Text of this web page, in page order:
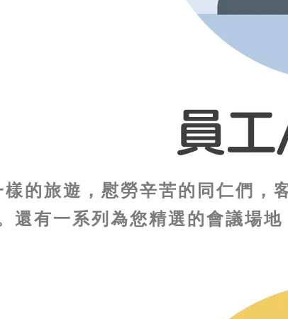
的旅遊，慰勞辛苦的同仁們，
還有一系列為您精選的會議場